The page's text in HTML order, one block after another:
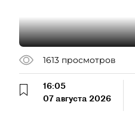
1613 просмотров
16:05
07 августа 2026